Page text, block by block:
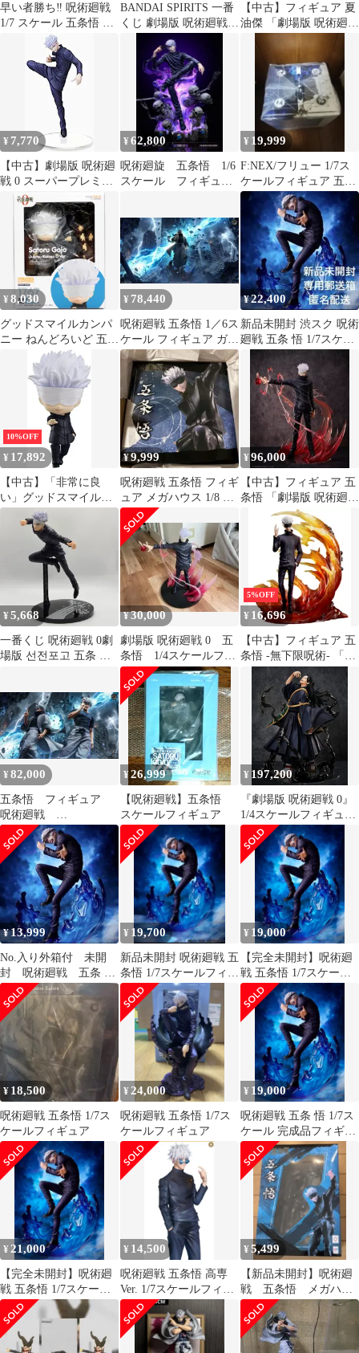
早い者勝ち‼️ 呪術廻戦
1/7 スケール 五条悟 フ
BANDAI SPIRITS 一番
くじ 劇場版 呪術廻戦 0
顕現 B賞 五条悟 フィギ
【中古】フィギュア 夏
油傑 「劇場版 呪術廻戦
チック製塗装済み完成
品 TOHO animation
STORE 限定
¥ 7,770
【中古】劇場版 呪術廻
戦 0 スーパープレミア
ム フィギュア 五条悟
セガ 全高約22cm セガ
プラザ
¥62,800
呪術廻旋 五条悟 1/6
スケール フィギュア
¥ 19,999
F:NEX/フリュー 1/7ス
ケールフィギュア 五条
悟 無下限呪術
¥8,030
グッドスマイルカンパ
ニー ねんどろいど 五条
悟 劇場版 呪術廻戦
0Ver. 1767
¥ 78,440
呪術廻戦 五条悟 1／6ス
ケール フィギュア ガレ
ージキット
¥22,400
新品未開封 渋スク 呪術
廻戦 五条 悟 1/7スケー
ル 完成品フィギュア
10%OFF
¥ 17,892
【中古】「非常に良
い」グッドスマイルカ
ンパニー ねんどろいど
五条悟 劇場版 呪術廻戦
0Ver. ノンスケール
ABS&PVC製 塗装済み
可動フィギュア
¥9,999
呪術廻戦 五条悟 フィギ
ュア メガハウス 1/8 ス
ケール 他 まとめ売り
¥96,000
【中古】フィギュア 五
条悟 「劇場版 呪術廻戦
0」 B-Style 1/4 プラス
チック製塗装済み完成
品 TOHO animation
STORE限定
¥5,668
一番くじ 呪術廻戦 0劇
場版 선전포고 五条 悟
¥30,000
劇場版 呪術廻戦 0 五
条悟 1/4スケールフィ
ギュア
5%OFF
¥ 16,696
【中古】フィギュア 五
条悟 -無下限呪術- 「呪
術廻戦」 1/7 塗装済み
完成品 F：NEX限定
¥82,000
五条悟 フィギュア
呪術廻戦
JujutsuKaisen ガレージ
キット
¥26,999
【呪術廻戦】五条悟
スケールフィギュア
¥ 197,200
『劇場版 呪術廻戦 0』
1/4スケールフィギュア
夏油 傑 全高約500mm
¥13,999
No.入り外箱付 未開
封 呪術廻戦 五条 悟
-1/7 スケールフィギュ
ア
¥ 19,700
新品未開封 呪術廻戦 五
条悟 1/7スケールフィギ
ュア
¥ 19,000
【完全未開封】呪術廻
戦 五条悟 1/7スケール
フィギュア
¥ 18,500
呪術廻戦 五条悟 1/7ス
ケールフィギュア
¥ 24,000
呪術廻戦 五条悟 1/7ス
ケールフィギュア
¥ 19,000
呪術廻戦 五条 悟 1/7ス
ケール 完成品フィギュ
ア 新品未開封
¥ 21,000
【完全未開封】呪術廻
戦 五条悟 1/7スケール
フィギュア
¥ 14,500
呪術廻戦 五条悟 高専
Ver. 1/7スケールフィギ
ュア
¥5,499
【新品未開封】呪術廻
戦 五条悟 メガハウ
ス 1/8スケールフィギ
ュア